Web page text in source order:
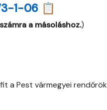
1-06 📋
a másoláshoz.)
Pest vármegyei rendőrök a